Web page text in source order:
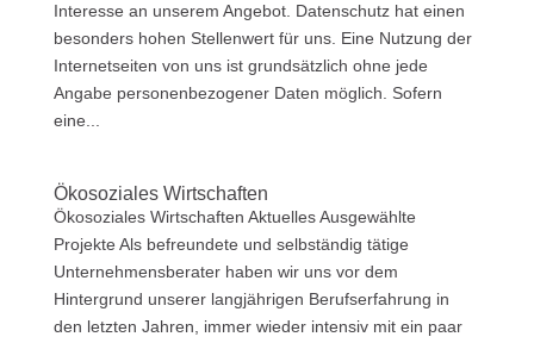
Interesse an unserem Angebot. Datenschutz hat einen
besonders hohen Stellenwert für uns. Eine Nutzung der
Internetseiten von uns ist grundsätzlich ohne jede
Angabe personenbezogener Daten möglich. Sofern
eine...
Ökosoziales Wirtschaften
Ökosoziales Wirtschaften Aktuelles Ausgewählte
Projekte Als befreundete und selbständig tätige
Unternehmensberater haben wir uns vor dem
Hintergrund unserer langjährigen Berufserfahrung in
den letzten Jahren, immer wieder intensiv mit ein paar